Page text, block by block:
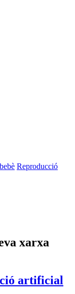
Reproducció
xarxa
artificial